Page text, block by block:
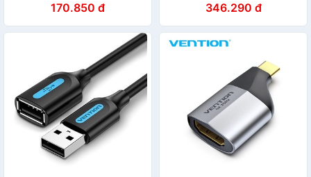
170.850 đ
5 trong 1 cổng sạc PD USB
3.0
346.290 đ